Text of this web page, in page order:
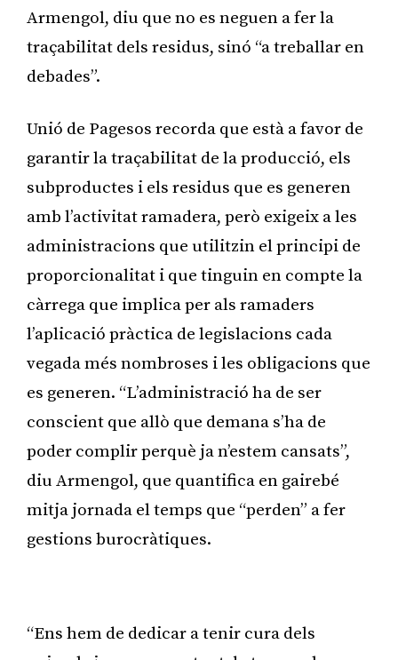
Armengol, diu que no es neguen a fer la
traçabilitat dels residus, sinó “a treballar en
debades”.
Unió de Pagesos recorda que està a favor de
garantir la traçabilitat de la producció, els
subproductes i els residus que es generen
amb l’activitat ramadera, però exigeix a les
administracions que utilitzin el principi de
proporcionalitat i que tinguin en compte la
càrrega que implica per als ramaders
l’aplicació pràctica de legislacions cada
vegada més nombroses i les obligacions que
es generen. “L’administració ha de ser
conscient que allò que demana s’ha de
poder complir perquè ja n’estem cansats”,
diu Armengol, que quantifica en gairebé
mitja jornada el temps que “perden” a fer
gestions burocràtiques.
“Ens hem de dedicar a tenir cura dels